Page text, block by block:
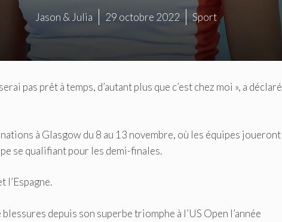
Jason & Julia 29 octobre 2022 Sport
pas prêt à temps, d’autant plus que c’est chez moi », a déclaré
à Glasgow du 8 au 13 novembre, où les équipes joueront
se qualifiant pour les demi-finales.
l’Espagne.
depuis son superbe triomphe à l’US Open l’année